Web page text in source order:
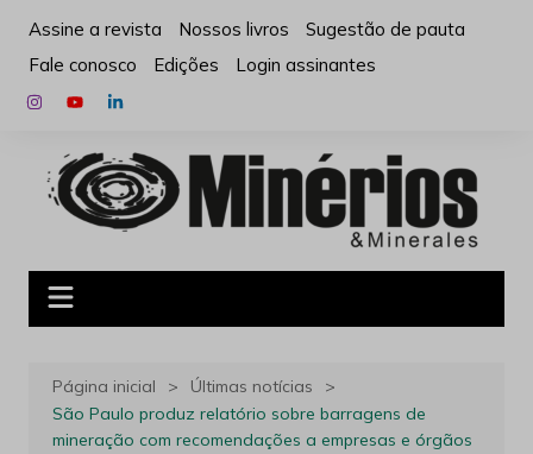
para
conteúdo
Assine a revista Nossos livros
Sugestão de pauta
Fale conosco
Edições Login assinantes
Página inicial
Últimas notícias
São Paulo produz relatório sobre barragens de
mineração com recomendações a empresas e órgãos